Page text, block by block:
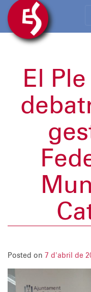
El
Posted on 7 d'abril de